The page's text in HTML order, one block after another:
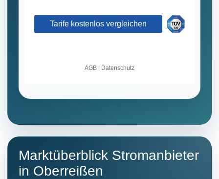
Marktüberblick Stromanbieter
in Oberreißen